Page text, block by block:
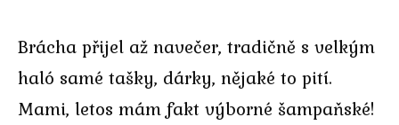
Brácha přijel až navečer, tradičně s velkým
haló samé tašky, dárky, nějaké to pití.
Mami, letos mám fakt výborné šampaňské!